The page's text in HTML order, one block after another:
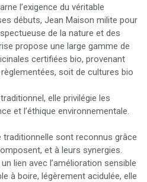
l’exigence du véritable
débuts, Jean Maison milite pour
de la nature et des
propose une large gamme de
certifiées bio, provenant
soit de cultures bio
elle privilégie les
et l’éthique environnementale.
sont reconnus grâce
et à leurs synergies.
lien avec l’amélioration sensible
à boire, légèrement acidulée, elle